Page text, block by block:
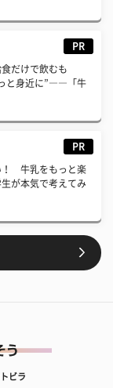
PR
食だけで飲むも
と身近に”――「牛
PR
！ 牛乳をもっと楽
が本気で考えてみ
ビラ